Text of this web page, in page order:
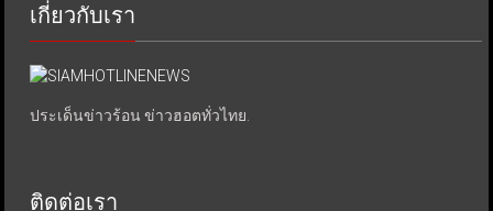
เกี่ยวกับเรา
ประเด็นข่าวร้อน ข่าวฮอตทั่วไทย.
ติดต่อเรา